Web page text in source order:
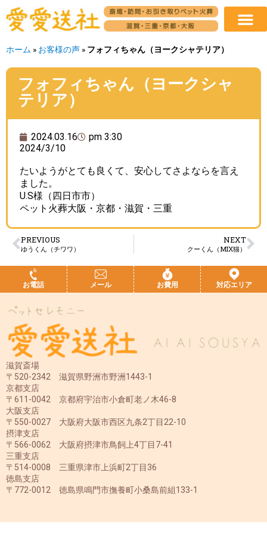
ホーム » お客様の声 » フォフィちゃん（ヨークシャテリア）
フォフィちゃん（ヨークシャ
テリア）
2024.03.16
pm 3:30
2024/3/10
たいようがとても良くて、安心してさよならを言え
ました。
U.S様（四日市市）
ペット火葬大阪・京都・滋賀・三重
PREVIOUS
ゆうくん（チワワ）
NEXT
クーくん（MIX猫）
お電話 メール お費用 対応エリア
滋賀斎場
〒520-2342 滋賀県野洲市野洲1443-1
京都支店
〒611-0042 京都府宇治市小倉町老ノ木46-8
大阪支店
〒550-0027 大阪府大阪市西区九条2丁目22-10
摂津支店
〒566-0062 大阪府摂津市鳥飼上4丁目7-41
三重支店
〒514-0008 三重県津市上浜町2丁目36
徳島支店
〒772-0012 徳島県鳴門市撫養町小桑島前組133-1